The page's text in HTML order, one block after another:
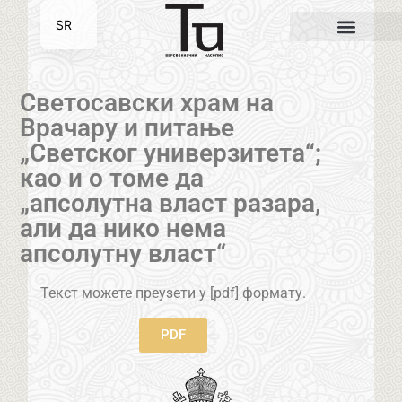
Светосавски храм на
Врачару и питање
„Светског универзитета“;
као и о томе да
„апсолутна власт разара,
али да нико нема
апсолутну власт“
Текст можете преузети у [pdf] формату.
PDF
SR
EN